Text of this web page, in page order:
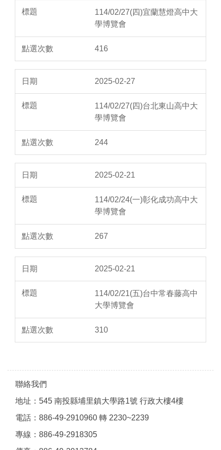
114/02/27(四)宜蘭慧燈高中大
學博覽會
416
2025-02-27
114/02/27(四)台北東山高中大
學博覽會
244
2025-02-21
114/02/24(一)彰化成功高中大
學博覽會
267
2025-02-21
114/02/21(五)台中常春藤高中
大學博覽會
310
聯絡我們
地址：545 南投縣埔里鎮大學路1號 行政大樓4樓
電話：886-49-2910960 轉 2230~2239
專線：886-49-2918305